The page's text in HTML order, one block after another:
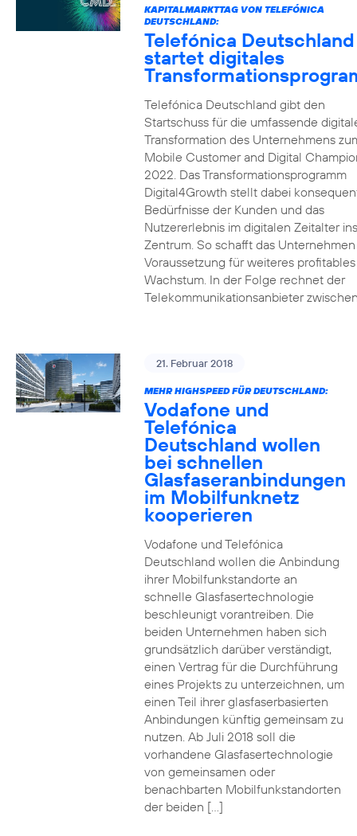
KAPITALMARKTTAG VON TELEFÓNICA
DEUTSCHLAND:
Telefónica Deutschland
startet digitales
Telefónica Deutschland gibt den
Startschuss für die umfassende
Transformation des Unternehmens
Mobile Customer and Digital
2022. Das Transformationsprogramm
Digital4Growth stellt dabei
Bedürfnisse der Kunden und das
Nutzererlebnis im digitalen Zeitalter ins
Zentrum. So schafft das
Voraussetzung für weiteres profitables
Wachstum. In der Folge rechnet der
Telekommunikationsanbieter
21. Februar 2018
MEHR HIGHSPEED FÜR DEUTSCHLAND:
Vodafone und
Telefónica
Deutschland wollen
bei schnellen
Glasfaseranbindungen
im Mobilfunknetz
kooperieren
Vodafone und Telefónica
Deutschland wollen die Anbindung
ihrer Mobilfunkstandorte an
schnelle Glasfasertechnologie
beschleunigt vorantreiben. Die
beiden Unternehmen haben sich
grundsätzlich darüber verständigt,
einen Vertrag für die Durchführung
eines Projekts zu unterzeichnen, um
einen Teil ihrer glasfaserbasierten
Anbindungen künftig gemeinsam zu
nutzen. Ab Juli 2018 soll die
vorhandene Glasfasertechnologie
von gemeinsamen oder
benachbarten Mobilfunkstandorten
der beiden […]